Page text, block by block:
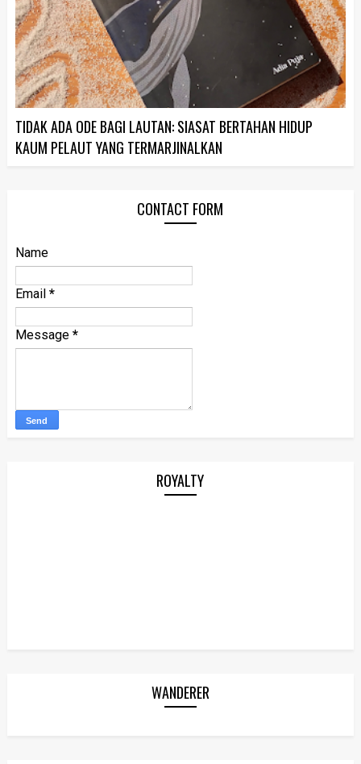
TIDAK ADA ODE BAGI LAUTAN: SIASAT BERTAHAN HIDUP
KAUM PELAUT YANG TERMARJINALKAN
CONTACT FORM
Name
Email *
Message *
ROYALTY
WANDERER